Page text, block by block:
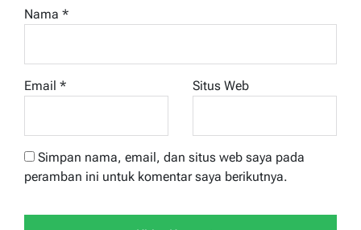
Nama *
Email * Situs Web
Simpan nama, email, dan situs web saya pada
peramban ini untuk komentar saya berikutnya.